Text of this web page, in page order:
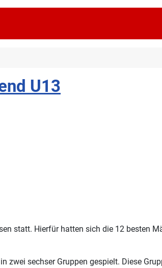
U13
statt. Hierfür hatten sich die 12 besten
zwei sechser Gruppen gespielt. Diese